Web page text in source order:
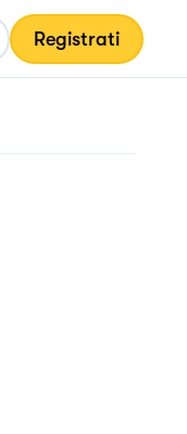
Registrati